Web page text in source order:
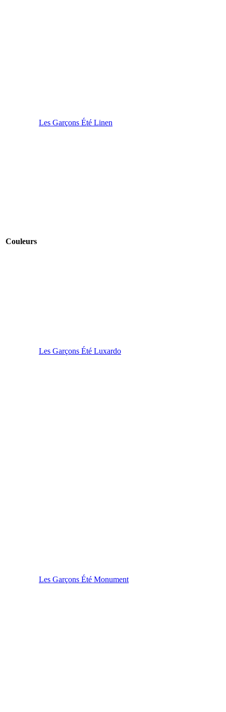
Couleurs
Les Garçons Été Linen
Les Garçons Été Luxardo
Les Garçons Été Monument